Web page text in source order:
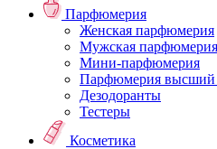
Парфюмерия
Женская парфюмерия
Мужская парфюмерия
Мини-парфюмерия
Парфюмерия высший
Дезодоранты
Тестеры
Косметика